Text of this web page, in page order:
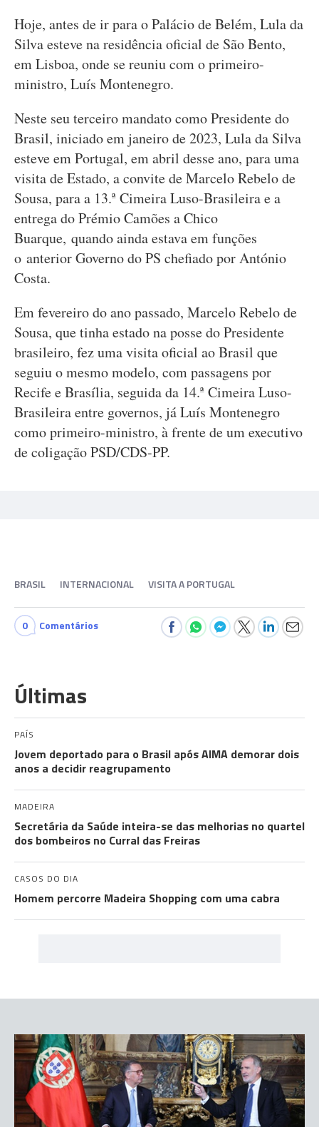
Hoje, antes de ir para o Palácio de Belém, Lula da
Silva esteve na residência oficial de São Bento,
em Lisboa, onde se reuniu com o primeiro-
ministro, Luís Montenegro.
Neste seu terceiro mandato como Presidente do
Brasil, iniciado em janeiro de 2023, Lula da Silva
esteve em Portugal, em abril desse ano, para uma
visita de Estado, a convite de Marcelo Rebelo de
Sousa, para a 13.ª Cimeira Luso-Brasileira e a
entrega do Prémio Camões a Chico
Buarque, quando ainda estava em funções
o anterior Governo do PS chefiado por António
Costa.
Em fevereiro do ano passado, Marcelo Rebelo de
Sousa, que tinha estado na posse do Presidente
brasileiro, fez uma visita oficial ao Brasil que
seguiu o mesmo modelo, com passagens por
Recife e Brasília, seguida da 14.ª Cimeira Luso-
Brasileira entre governos, já Luís Montenegro
como primeiro-ministro, à frente de um executivo
de coligação PSD/CDS-PP.
BRASIL INTERNACIONAL VISITA A PORTUGAL
0 Comentários
Últimas
PAÍS
Jovem deportado para o Brasil após AIMA demorar dois
anos a decidir reagrupamento
MADEIRA
Secretária da Saúde inteira-se das melhorias no quartel
dos bombeiros no Curral das Freiras
CASOS DO DIA
Homem percorre Madeira Shopping com uma cabra